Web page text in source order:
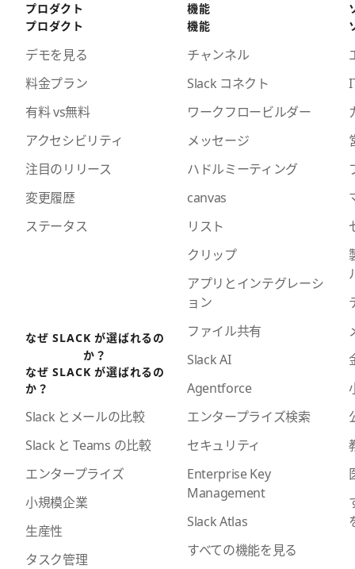
プロダクト
プロダクト
デモを見る
料金プラン
有料 vs無料
アクセシビリティ
注目のリリース
変更履歴
ステータス
なぜ SLACK が選ばれるの
か？
なぜ SLACK が選ばれるの
か？
Slack とメールの比較
Slack と Teams の比較
エンタープライズ
小規模企業
生産性
タスク管理
機能
機能
チャンネル
Slack コネクト
ワークフロービルダー
メッセージ
ハドルミーティング
canvas
リスト
クリップ
アプリとインテグレーシ
ョン
ファイル共有
Slack AI
Agentforce
エンタープライズ検索
セキュリティ
Enterprise Key
Management
Slack Atlas
すべての機能を見る